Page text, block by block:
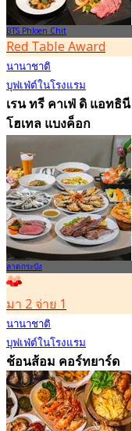
BTS Phloen Chit
Red Table Award
นานาชาติ
บุฟเฟ่ต์ในโรงแรม
เรน ทรี คาเฟ่ ดิ แอทธินี
โฮเทล แบงค็อก
4.7
23.3K การจอง
จาก฿ 802
ลาดกระบัง
มา 2 จ่าย 1
นานาชาติ
บุฟเฟ่ต์ในโรงแรม
ช้อนส้อม คอร์ทยาร์ด
บาย แมริออท กรุงเทพฯ
สุวรรณภูมิ แอร์พอร์ท
4.8